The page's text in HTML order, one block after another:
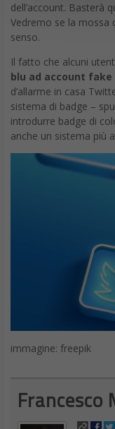
dell’account. Basterà
Vedremo se la mossa
senso.
Il fatto che alcuni
blu ad account fake
d’allarme in casa
sistema di badge –
introdurre badge di
anche un sistema più
immagine: freepik
Francesco